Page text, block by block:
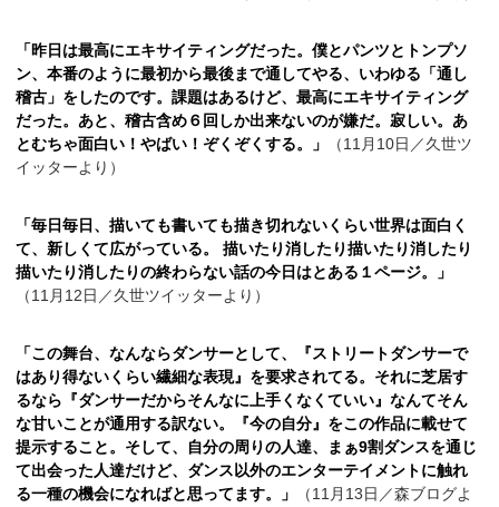
「昨日は最高にエキサイティングだった。僕とパンツとトンプソ
ン、本番のように最初から最後まで通してやる、いわゆる「通し
稽古」をしたのです。課題はあるけど、最高にエキサイティング
だった。あと、稽古含め６回しか出来ないのが嫌だ。寂しい。あ
とむちゃ面白い！やばい！ぞくぞくする。」
（11月10日／久世ツ
イッターより）
「毎日毎日、描いても書いても描き切れないくらい世界は面白く
て、新しくて広がっている。 描いたり消したり描いたり消したり
描いたり消したりの終わらない話の今日はとある１ページ。」
（11月12日／久世ツイッターより）
「この舞台、なんならダンサーとして、『ストリートダンサーで
はあり得ないくらい繊細な表現』を要求されてる。それに芝居す
るなら『ダンサーだからそんなに上手くなくていい』なんてそん
な甘いことが通用する訳ない。『今の自分』をこの作品に載せて
提示すること。そして、自分の周りの人達、まぁ9割ダンスを通じ
て出会った人達だけど、ダンス以外のエンターテイメントに触れ
る一種の機会になればと思ってます。」
（11月13日／森ブログよ